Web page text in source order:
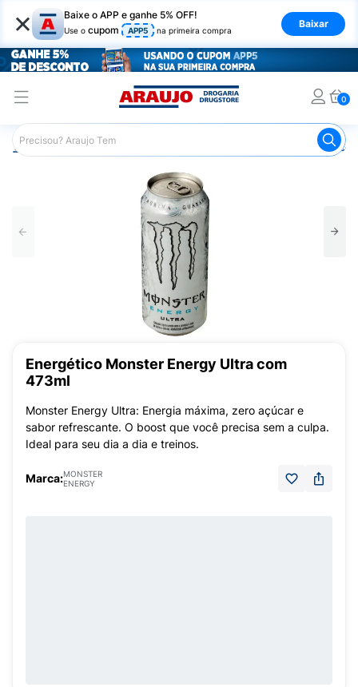
× Baixe o APP e ganhe 5% OFF!
Use o cupom APP5 na primeira compra
Baixar
0
Araujo Mercado
Energético Monster Energy Ultra com
473ml
Monster Energy Ultra: Energia máxima, zero açúcar e
sabor refrescante. O boost que você precisa sem a culpa.
Ideal para seu dia a dia e treinos.
Marca:MONSTER
ENERGY